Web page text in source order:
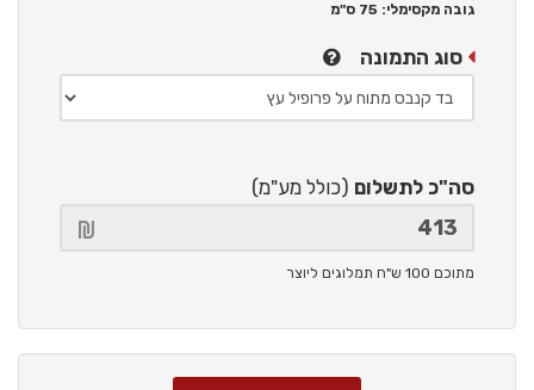
גובה מקסימלי: 75 ס"מ
סוג התמונה
סה"כ לתשלום (כולל מע"מ)
מתוכם 100 ש"ח תמלוגים ליוצר